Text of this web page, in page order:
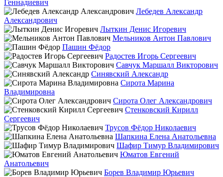
Геннадиевич
Лебедев Александр
Александрович
Лыткин Денис Игоревич
Мельников Антон Павлович
Пашин Фёдор
Радостев Игорь Сергеевич
Савчук Маршалл Викторович
Синявский Александр
Сирота Марина
Владимировна
Сирота Олег Александрович
Стенковский Кирилл
Сергеевич
Трусов Фёдор Николаевич
Шапкина Елена Анатольевна
Шафир Тимур Владимирович
Юматов Евгений
Анатольевич
Борев Владимир Юрьевич